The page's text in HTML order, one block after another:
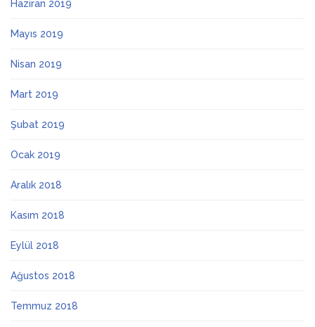
Haziran 2019
Mayıs 2019
Nisan 2019
Mart 2019
Şubat 2019
Ocak 2019
Aralık 2018
Kasım 2018
Eylül 2018
Ağustos 2018
Temmuz 2018